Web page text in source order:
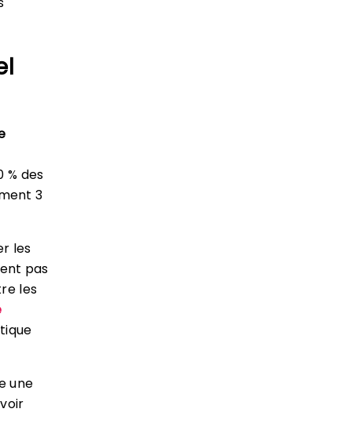
% des
3
les
pas
les
une